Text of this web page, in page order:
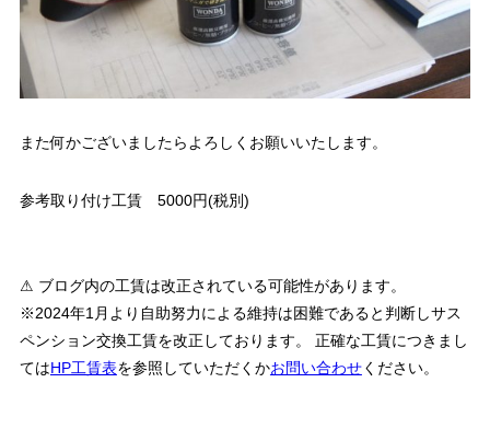
また何かございましたらよろしくお願いいたします。
参考取り付け工賃 5000円(税別)
⚠ ブログ内の工賃は改正されている可能性があります。
※2024年1月より自助努力による維持は困難であると判断しサス
ペンション交換工賃を改正しております。 正確な工賃につきまし
てはHP工賃表を参照していただくかお問い合わせください。